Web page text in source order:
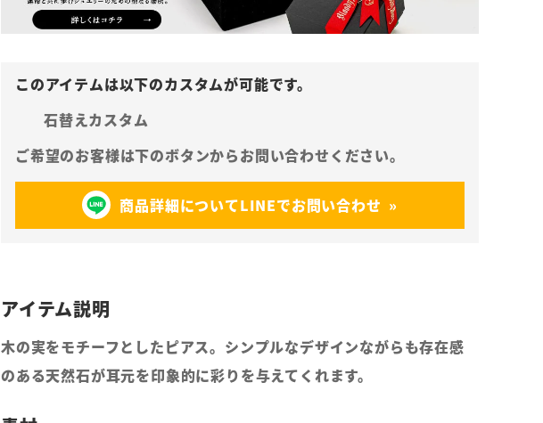
石替えカスタム
商品詳細についてLINEでお問い合わせ
木の実をモチーフとしたピアス。シンプルなデザインながらも存在感
のある天然石が耳元を印象的に彩りを与えてくれます。